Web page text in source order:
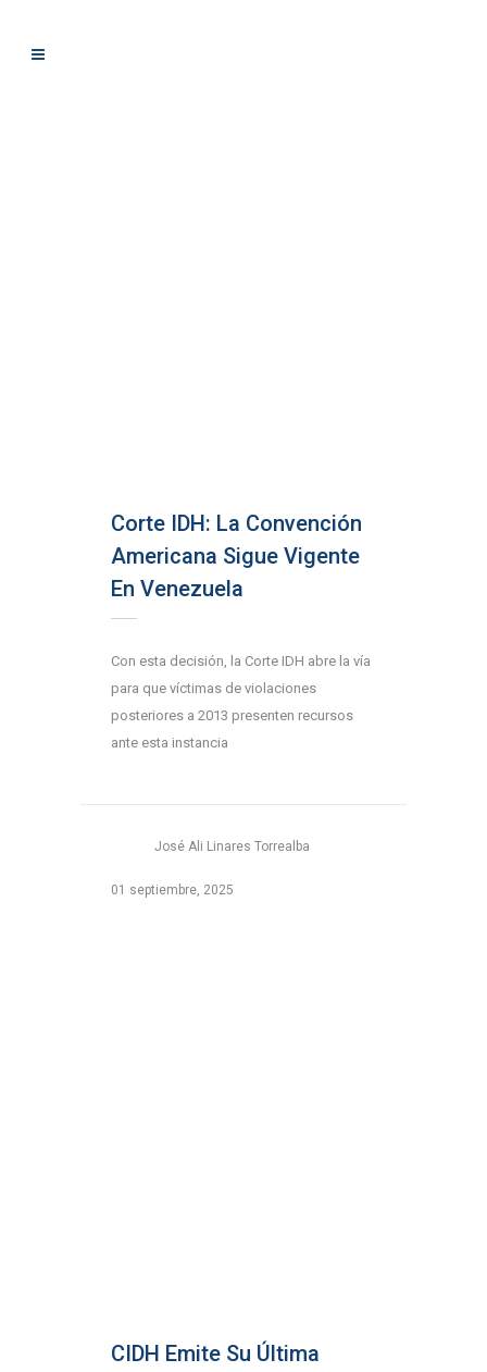
Corte IDH: La Convención
Americana Sigue Vigente
En Venezuela
Con esta decisión, la Corte IDH abre la vía
para que víctimas de violaciones
posteriores a 2013 presenten recursos
ante esta instancia
José Ali Linares Torrealba
01 septiembre, 2025
CIDH Emite Su Última